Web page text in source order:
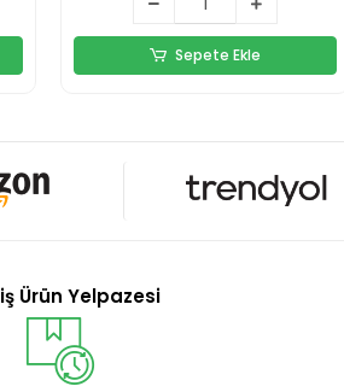
Sepete Ekle
Ürün Yelpazesi